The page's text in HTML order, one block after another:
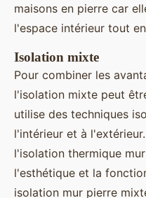
maisons en pierre car
l'espace intérieur tout
Isolation mixte
Pour combiner les
l'isolation mixte peut
utilise des techniques
l'intérieur et à
l'isolation thermique
l'esthétique et la
isolation mur pierre